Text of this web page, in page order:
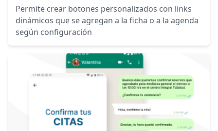
Permite crear botones personalizados con links
dinámicos que se agregan a la ficha o a la agenda
según configuración